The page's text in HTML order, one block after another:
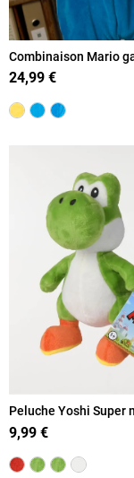
Combinaison Mario
12A)
24,99 €
Peluche Yoshi Super
9,99 €